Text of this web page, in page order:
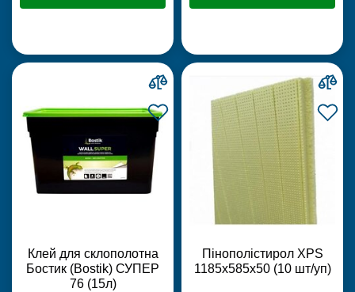
Клей для склополотна
Бостик (Bostik) СУПЕР
76 (15л)
Пінополістирол XPS
1185х585х50 (10 шт/уп)